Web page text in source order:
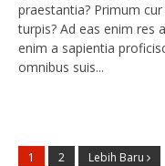
praestantia? Primum
turpis? Ad eas enim res
enim a sapientia
omnibus suis...
1 2 Lebih Baru